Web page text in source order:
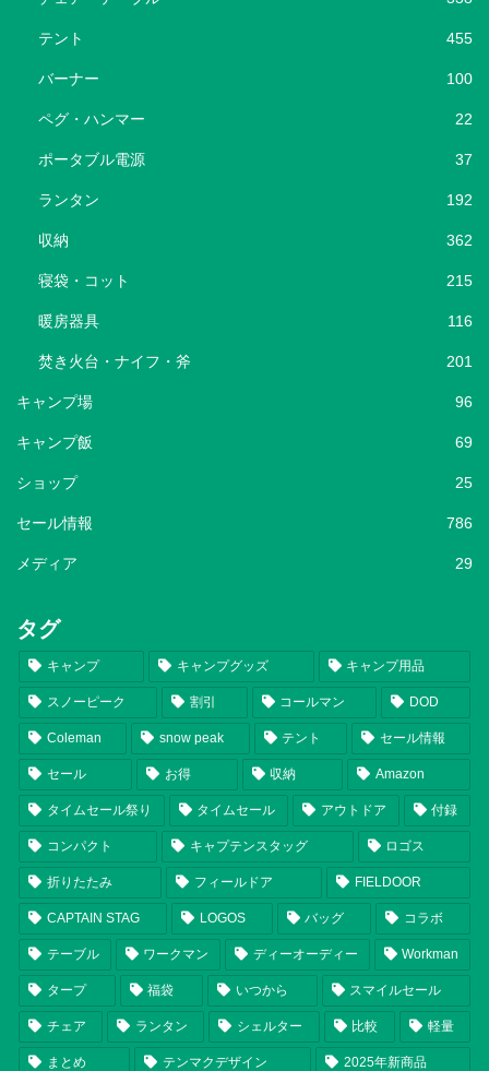
テント 455
バーナー 100
ペグ・ハンマー 22
ポータブル電源 37
ランタン 192
収納 362
寝袋・コット 215
暖房器具 116
焚き火台・ナイフ・斧 201
キャンプ場 96
キャンプ飯 69
ショップ 25
セール情報 786
メディア 29
タグ
キャンプ キャンプグッズ キャンプ用品
スノーピーク 割引 コールマン DOD
Coleman snow peak テント セール情報
セール お得 収納 Amazon
タイムセール祭り タイムセール アウトドア 付録
コンパクト キャプテンスタッグ ロゴス
折りたたみ フィールドア FIELDOOR
CAPTAIN STAG LOGOS バッグ コラボ
テーブル ワークマン ディーオーディー Workman
タープ 福袋 いつから スマイルセール
チェア ランタン シェルター 比較 軽量
まとめ テンマクデザイン 2025年新商品